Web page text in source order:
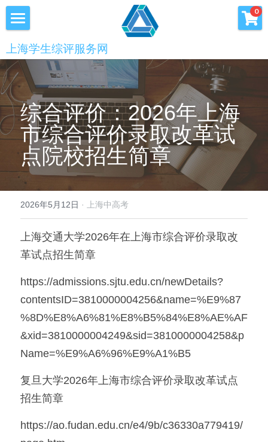
上海学生综评服务网
0
初中综评
高中综评
上海中高考
服务中心
学术提升
科创书店
心理咨询
美国高中NRCA
Waterloo School
精品课程
优沃家教
法语学习
会员服务
新闻消息
联系我们
综合评价：2026年上海
市综合评价录取改革试
点院校招生简章
2026年5月12日 · 上海中高考
上海交通大学2026年在上海市综合评价录取改
革试点招生简章
https://admissions.sjtu.edu.cn/newDetails?
contentsID=3810000004256&name=%E9%87
%8D%E8%A6%81%E8%B5%84%E8%AE%AF
&xid=3810000004249&sid=3810000004258&p
Name=%E9%A6%96%E9%A1%B5
复旦大学2026年上海市综合评价录取改革试点
招生简章
https://ao.fudan.edu.cn/e4/9b/c36330a779419/
×
商品分类
优沃家教
青少年科创书店